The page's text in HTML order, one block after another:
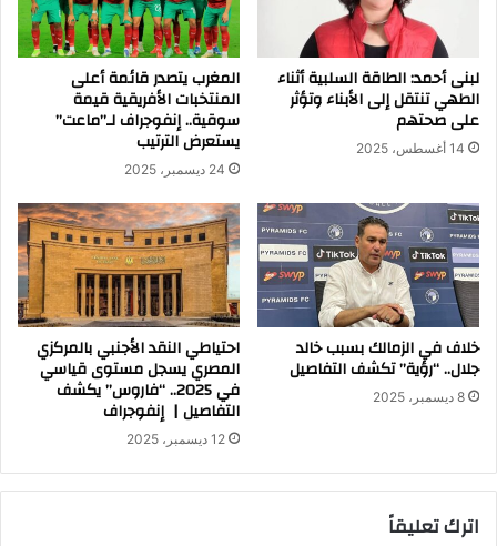
لبنى أحمد: الطاقة السلبية أثناء
الطهي تنتقل إلى الأبناء وتؤثر
على صحتهم
14 أغسطس، 2025
المغرب يتصدر قائمة أعلى
المنتخبات الأفريقية قيمة
سوقية.. إنفوجراف لـ”ماعت”
يستعرض الترتيب
24 ديسمبر، 2025
خلاف في الزمالك بسبب خالد
جلال.. “رؤية” تكشف التفاصيل
8 ديسمبر، 2025
احتياطي النقد الأجنبي بالمركزي
المصري يسجل مستوى قياسي
في 2025.. “فاروس” يكشف
التفاصيل | إنفوجراف
12 ديسمبر، 2025
اترك تعليقاً